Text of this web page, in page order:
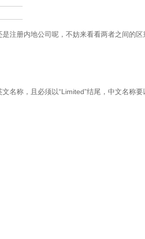
注册内地公司呢，不妨来看看两者之间的区
称，且必须以“Limited”结尾，中文名称要